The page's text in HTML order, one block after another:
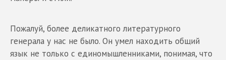
Пожалуй, более деликатного литературного
генерала у нас не было. Он умел находить общий
язык не только с единомышленниками, понимая, что